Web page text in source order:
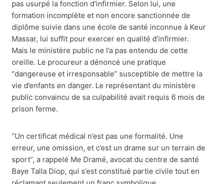
pas usurpé la fonction d’infirmier. Selon lui, une
formation incomplète et non encore sanctionnée de
diplôme suivie dans une école de santé inconnue à Keur
Massar, lui suffit pour exercer en qualité d’infirmier.
Mais le ministère public ne l’a pas entendu de cette
oreille. Le procureur a dénoncé une pratique
“dangereuse et irresponsable” susceptible de mettre la
vie d’enfants en danger. Le représentant du ministère
public convaincu de sa culpabilité avait requis 6 mois de
prison ferme.
“Un certificat médical n’est pas une formalité. Une
erreur, une omission, et c’est un drame sur un terrain de
sport”, a rappelé Me Dramé, avocat du centre de santé
Baye Talla Diop, qui s’est constitué partie civile tout en